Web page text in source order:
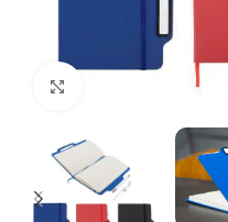
Clic para ampliar